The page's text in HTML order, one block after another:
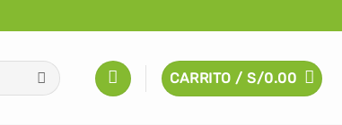
CARRITO /S/0.00